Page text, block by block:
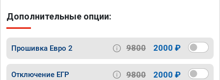
Дополнительные опции:
Прошивка Евро 2 9800 2000 ₽
Отключение ЕГР 9800 2000 ₽